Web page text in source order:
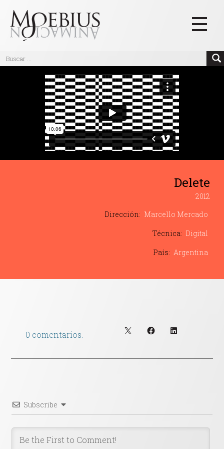
Inicio
Videos
Blog
Textos
Eventos
Delete
2012
Dirección: Marcello Mercado
Técnica: Digital
País: Argentina
0 comentarios.
Subscribe